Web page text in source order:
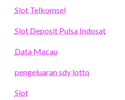
Slot Telkomsel
Slot Deposit Pulsa Indosat
Data Macau
pengeluaran sdy lotto
Slot